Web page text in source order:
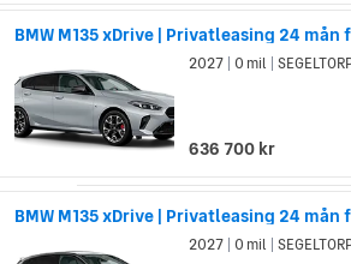
BMW M135 xDrive | Privatleasing 24 mån
2027 0 mil
636 700 kr
BMW M135 xDrive | Privatleasing 24 mån
2027 0 mil